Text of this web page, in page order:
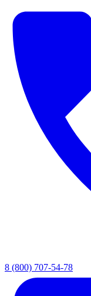
8 (800) 707-54-78